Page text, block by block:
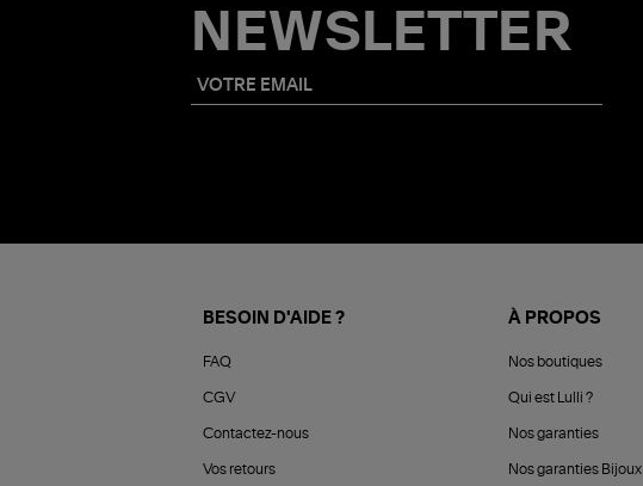
NEWSLETTER
BESOIN D'AIDE ?
FAQ
CGV
Contactez-nous
Vos retours
À PROPOS
Nos boutiques
Qui est Lulli ?
Nos garanties
Nos garanties Bijoux